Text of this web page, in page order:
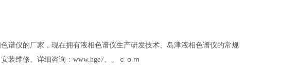
谱仪的厂家，现在拥有液相色谱仪生产研发技术、岛津液相色谱仪的常规
装维修。详细咨询： www.hge7。。ｃｏｍ